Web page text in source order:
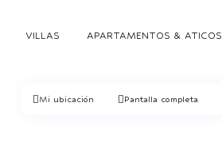
VILLAS APARTAMENTOS & ATICOS
Mi ubicación Pantalla completa